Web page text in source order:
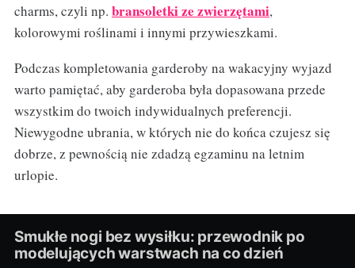
charms, czyli np. bransoletki ze zwierzętami,
kolorowymi roślinami i innymi przywieszkami.
Podczas kompletowania garderoby na wakacyjny wyjazd
warto pamiętać, aby garderoba była dopasowana przede
wszystkim do twoich indywidualnych preferencji.
Niewygodne ubrania, w których nie do końca czujesz się
dobrze, z pewnością nie zdadzą egzaminu na letnim
urlopie.
Smukłe nogi bez wysiłku: przewodnik po
modelujących warstwach na co dzień